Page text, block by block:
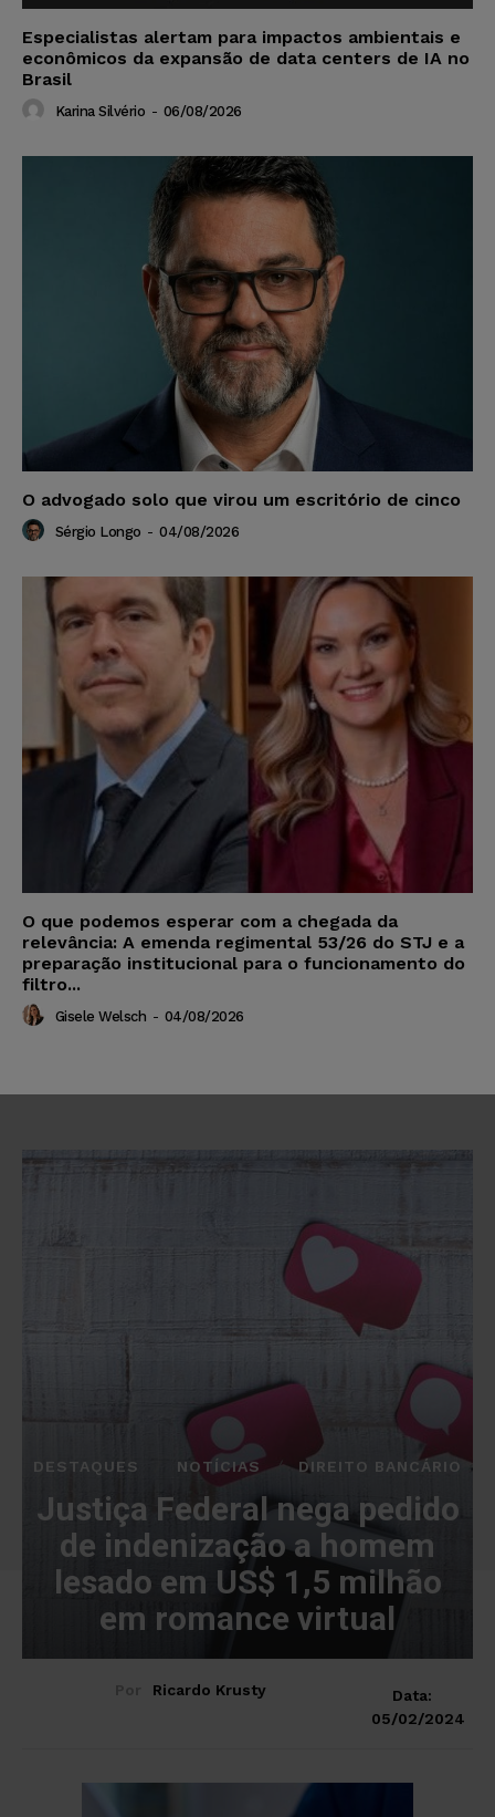
Especialistas alertam para impactos ambientais e
econômicos da expansão de data centers de IA no
Brasil
Karina Silvério - 06/08/2026
O advogado solo que virou um escritório de cinco
Sérgio Longo - 04/08/2026
O que podemos esperar com a chegada da
relevância: A emenda regimental 53/26 do STJ e a
preparação institucional para o funcionamento do
filtro...
Gisele Welsch - 04/08/2026